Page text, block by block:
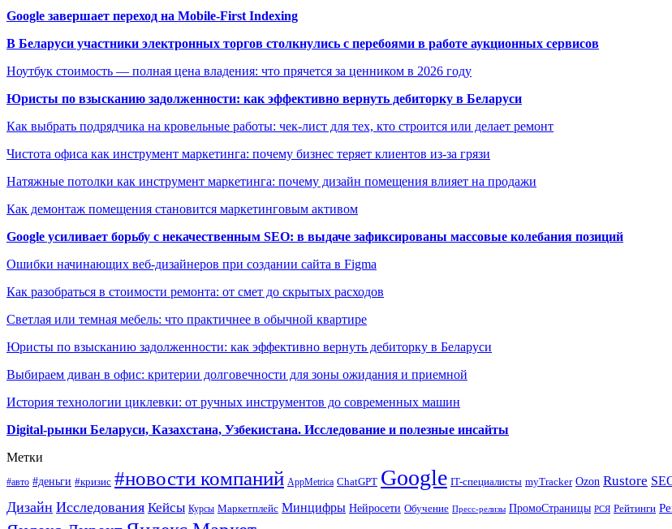
Google завершает переход на Mobile-First Indexing
В Беларуси участники электронных торгов столкнулись с перебоями в работе аукционных сервисов
Ноутбук стоимость — полная цена владения: что прячется за ценником в 2026 году
Юристы по взысканию задолженности: как эффективно вернуть дебиторку в Беларуси
Как выбрать подрядчика на кровельные работы: чек-лист для тех, кто строится или делает ремонт
Чистота офиса как инструмент маркетинга: почему бизнес теряет клиентов из-за грязи
Натяжные потолки как инструмент маркетинга: почему дизайн помещения влияет на продажи
Как демонтаж помещения становится маркетинговым активом
Google усиливает борьбу с некачественным SEO: в выдаче зафиксированы массовые колебания позиций
Ошибки начинающих веб-дизайнеров при создании сайта в Figma
Как разобраться в стоимости ремонта: от смет до скрытых расходов
Светлая или темная мебель: что практичнее в обычной квартире
Юристы по взысканию задолженности: как эффективно вернуть дебиторку в Беларуси
Выбираем диван в офис: критерии долговечности для зоны ожидания и приемной
История технологии циклевки: от ручных инструментов до современных машин
Digital-рынки Беларуси, Казахстана, Узбекистана. Исследование и полезные инсайты
Метки
#авто #деньги #кризис #новости компаний AppMetrica ChatGPT Google IT-специалисты myTracker Ozon Rustore
Дизайн Исследования Кейсы Курсы Маркетплейс Минцифры Нейросети Обучение Пресс-релизы ПромоСтраницы РСЯ Рейтинги